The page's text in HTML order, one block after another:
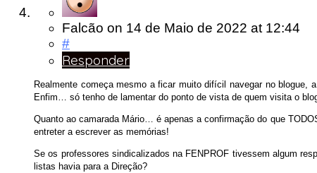
Falcão on 14 de Maio de 2022 at 12:44
#
Responder
Realmente começa mesmo a ficar muito difícil navegar no blogue,
Enfim… só tenho de lamentar do ponto de vista de quem visita o
Quanto ao camarada Mário… é apenas a confirmação do que
entreter a escrever as memórias!
Se os professores sindicalizados na FENPROF tivessem algum
listas havia para a Direção?